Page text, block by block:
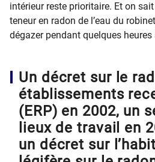
intérieur reste prioritaire. Et on
teneur en radon de l’eau du
dégazer pendant quelques heures
Un décret sur le
établissements
(ERP) en 2002, un
lieux de travail en
un décret sur